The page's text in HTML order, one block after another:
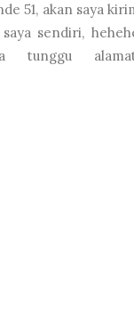
51, akan saya
sendiri,
tunggu